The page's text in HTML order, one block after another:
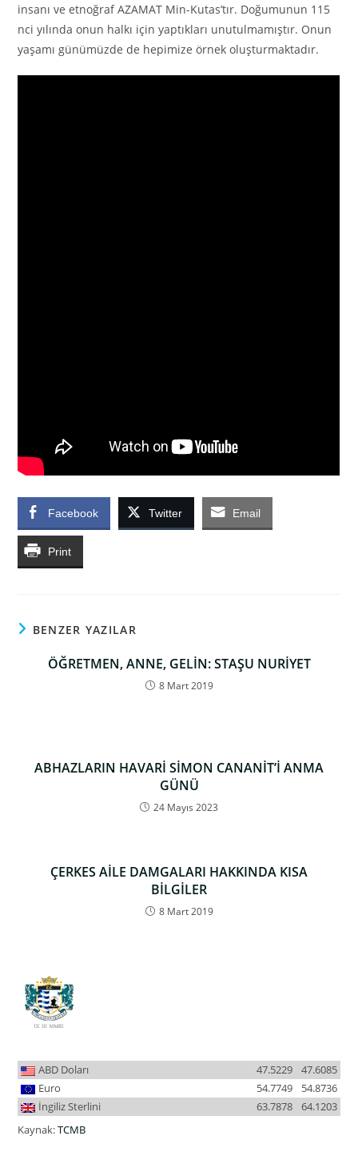
insanı ve etnoğraf AZAMAT Min-Kutas’tır. Doğumunun 115
nci yılında onun halkı için yaptıkları unutulmamıştır. Onun
yaşamı günümüzde de hepimize örnek oluşturmaktadır.
Facebook Twitter Email
Print
BENZER YAZILAR
ÖĞRETMEN, ANNE, GELİN: STAŞU NURİYET
8 Mart 2019
ABHAZLARIN HAVARİ SİMON CANANİT’İ ANMA
GÜNÜ
24 Mayıs 2023
ÇERKES AİLE DAMGALARI HAKKINDA KISA
BİLGİLER
8 Mart 2019
ABD Doları 47.6085
47.5229
Euro
54.8736
54.7749
İngiliz Sterlini
64.1203
63.7878
Kaynak:TCMB